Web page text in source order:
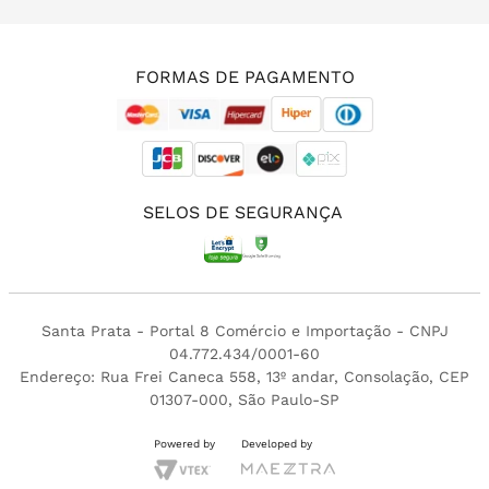
FORMAS DE PAGAMENTO
SELOS DE SEGURANÇA
Santa Prata - Portal 8 Comércio e Importação - CNPJ
04.772.434/0001-60
Endereço: Rua Frei Caneca 558, 13º andar, Consolação, CEP
01307-000, São Paulo-SP
Powered by Developed by